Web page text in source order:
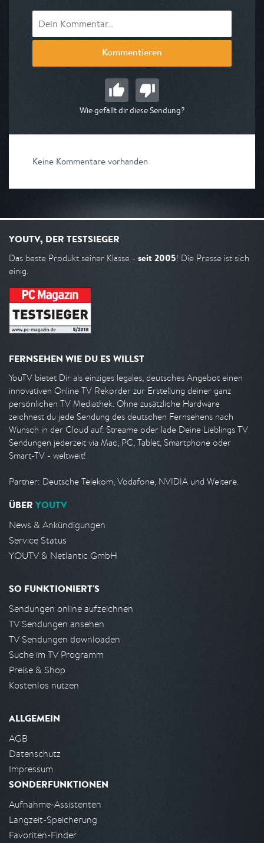
Kommentieren
Wie gefällt dir diese Sendung?
Keine Kommentare vorhanden
YOUTV, DER TESTSIEGER
Das beste Produkt seiner Klasse - seit 2005! Die Presse ist sich
einig.
FERNSEHEN WIE DU ES WILLST
YouTV bietet Dir als einziges legales, deutsches Angebot einen
innovativen Online TV Rekorder zur Erstellung deiner ganz
persönlichen TV Mediathek. Ohne zusätzliche Hardware
zeichnest du jede Sendung des deutschen Fernsehens nach
Wunsch in der Cloud auf. Streame oder lade Deine Lieblings TV
Sendungen jederzeit via Mac, PC, Tablet, Smartphone oder
Smart-TV - weltweit!
Partner: Deutsche Telekom, Vodafone, NVIDIA und Weitere.
ÜBER YOUTV
News & Ankündigungen
Service Status
YOUTV & Netlantic GmbH
SO FUNKTIONIERT'S
Sendungen online aufzeichnen
TV Sendungen ansehen
TV Sendungen downloaden
Suche im TV Programm
Preise & Shop
Kostenlos nutzen
ALLGEMEIN
AGB
Datenschutz
Impressum
SONDERFUNKTIONEN
Aufnahme-Assistenten
Langzeit-Speicherung
Favoriten-Finder